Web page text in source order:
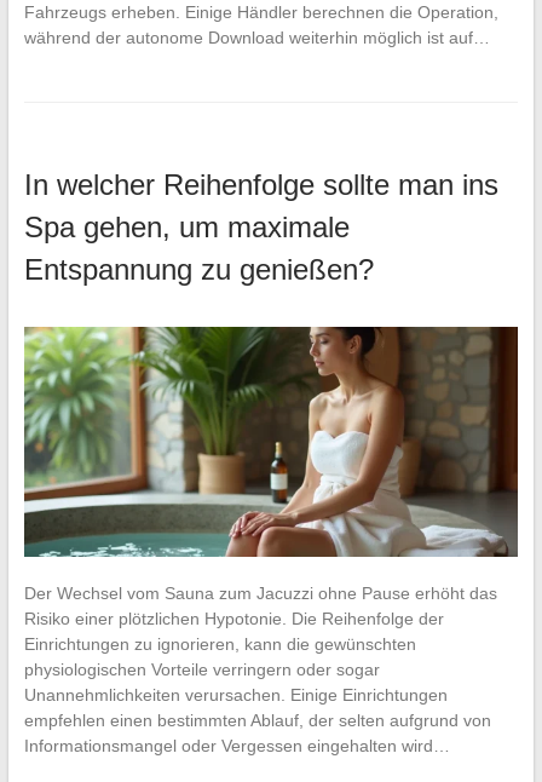
Fahrzeugs erheben. Einige Händler berechnen die Operation,
während der autonome Download weiterhin möglich ist auf…
In welcher Reihenfolge sollte man ins
Spa gehen, um maximale
Entspannung zu genießen?
Der Wechsel vom Sauna zum Jacuzzi ohne Pause erhöht das
Risiko einer plötzlichen Hypotonie. Die Reihenfolge der
Einrichtungen zu ignorieren, kann die gewünschten
physiologischen Vorteile verringern oder sogar
Unannehmlichkeiten verursachen. Einige Einrichtungen
empfehlen einen bestimmten Ablauf, der selten aufgrund von
Informationsmangel oder Vergessen eingehalten wird…